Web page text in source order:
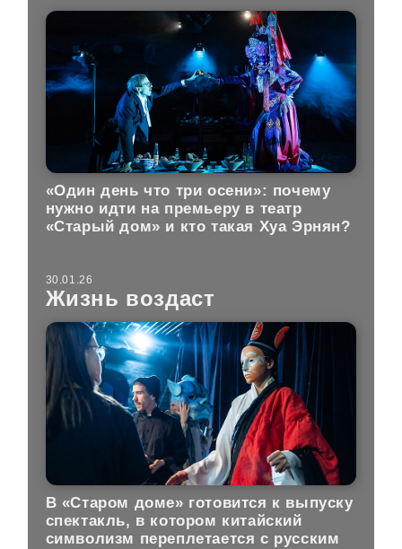
«Один день что три осени»: почему
нужно идти на премьеру в театр
«Старый дом» и кто такая Хуа Эрнян?
30.01.26
Жизнь воздаст
В «Старом доме» готовится к выпуску
спектакль, в котором китайский
символизм переплетается с русским